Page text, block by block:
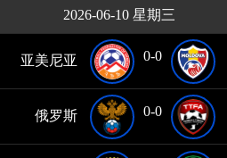
2026-06-10 星期三
亚美尼亚 0-0
俄罗斯 0-0